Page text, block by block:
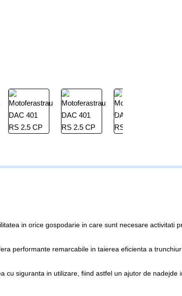
in orice gospodarie in care sunt necesare activitati
performante remarcabile in taierea eficienta a
cu siguranta in utilizare, fiind astfel un ajutor de